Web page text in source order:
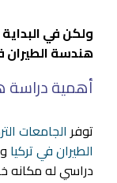
ولكن في
هندسة الطيران
أهمية دراسة
توفرالجامعات
الطيران في تركيا
دراسي له مكانه